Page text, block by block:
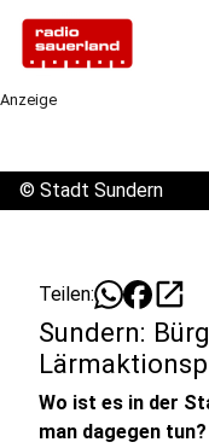
Anzeige
© Stadt Sundern
Teilen: open_in_new
Sundern:
Wo ist es in der
man dagegen